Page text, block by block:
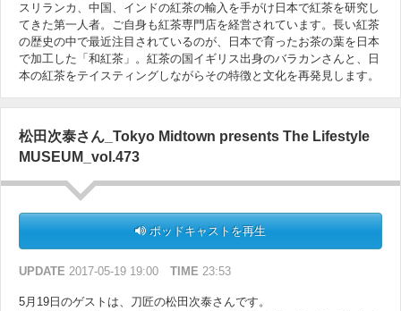
スリランカ、中国、インドの紅茶の輸入を手がけ日本で紅茶を研究し
てきた第一人者。ご自身も紅茶専門店を経営されています。長い紅茶
の歴史の中で最近注目されているのが、日本で育ったお茶の葉を日本
で加工した「和紅茶」。紅茶の国イギリス出身のバラカンさんと、日
本の紅茶をテイスティングしながらその特徴と文化を再発見します。
松田次泰さん_Tokyo Midtown presents The Lifestyle
MUSEUM_vol.473
ポッドキャストを再生
UPDATE 2017-05-19 19:00 TIME 23:53
5月19日のゲストは、刀匠の松田次泰さんです。